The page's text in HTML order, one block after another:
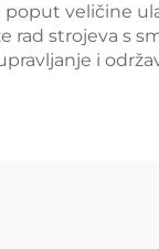
veličine
rad strojeva s
i